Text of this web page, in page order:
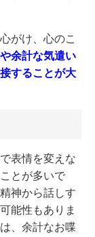
がけ、心のこ
余計な気遣い
することが大
表情を変えな
とが多いで
神から話しす
能性もありま
、余計なお喋